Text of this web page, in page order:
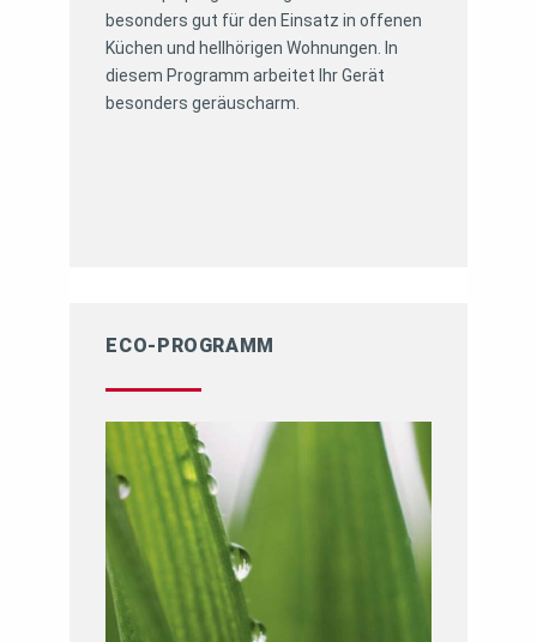
besonders gut für den Einsatz in offenen
Küchen und hellhörigen Wohnungen. In
diesem Programm arbeitet Ihr Gerät
besonders geräuscharm.
ECO-PROGRAMM